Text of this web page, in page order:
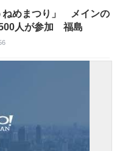
ねめまつり」 メインの
人が参加 福島